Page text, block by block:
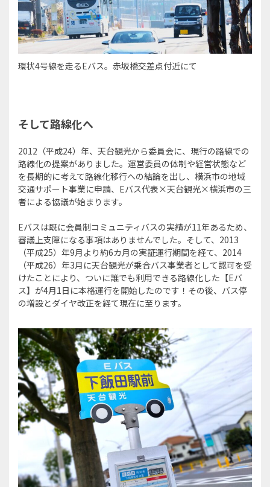
環状4号線を走るEバス。赤坂橋交差点付近にて
そして路線化へ
2012（平成24）年、天台観光から委員会に、現行の路線での
路線化の提案がありました。運営委員の体制や経営状態など
を長期的に考えて路線化移行への結論を出し、横浜市の地域
交通サポート事業に申請、Eバス代表×天台観光×横浜市の三
者による協議が始まります。
Eバスは既に会員制コミュニティバスの実績が11年あるため、
審議上支障になる事項はありませんでした。そして、2013
（平成25）年9月より約6カ月の実証運行期間を経て、2014
（平成26）年3月に天台観光が乗合バス事業者として認可を受
けたことにより、ついに誰でも利用できる路線化した【Eバ
ス】が4月1日に本格運行を開始したのです！その後、バス停
の増設とダイヤ改正を経て現在に至ります。